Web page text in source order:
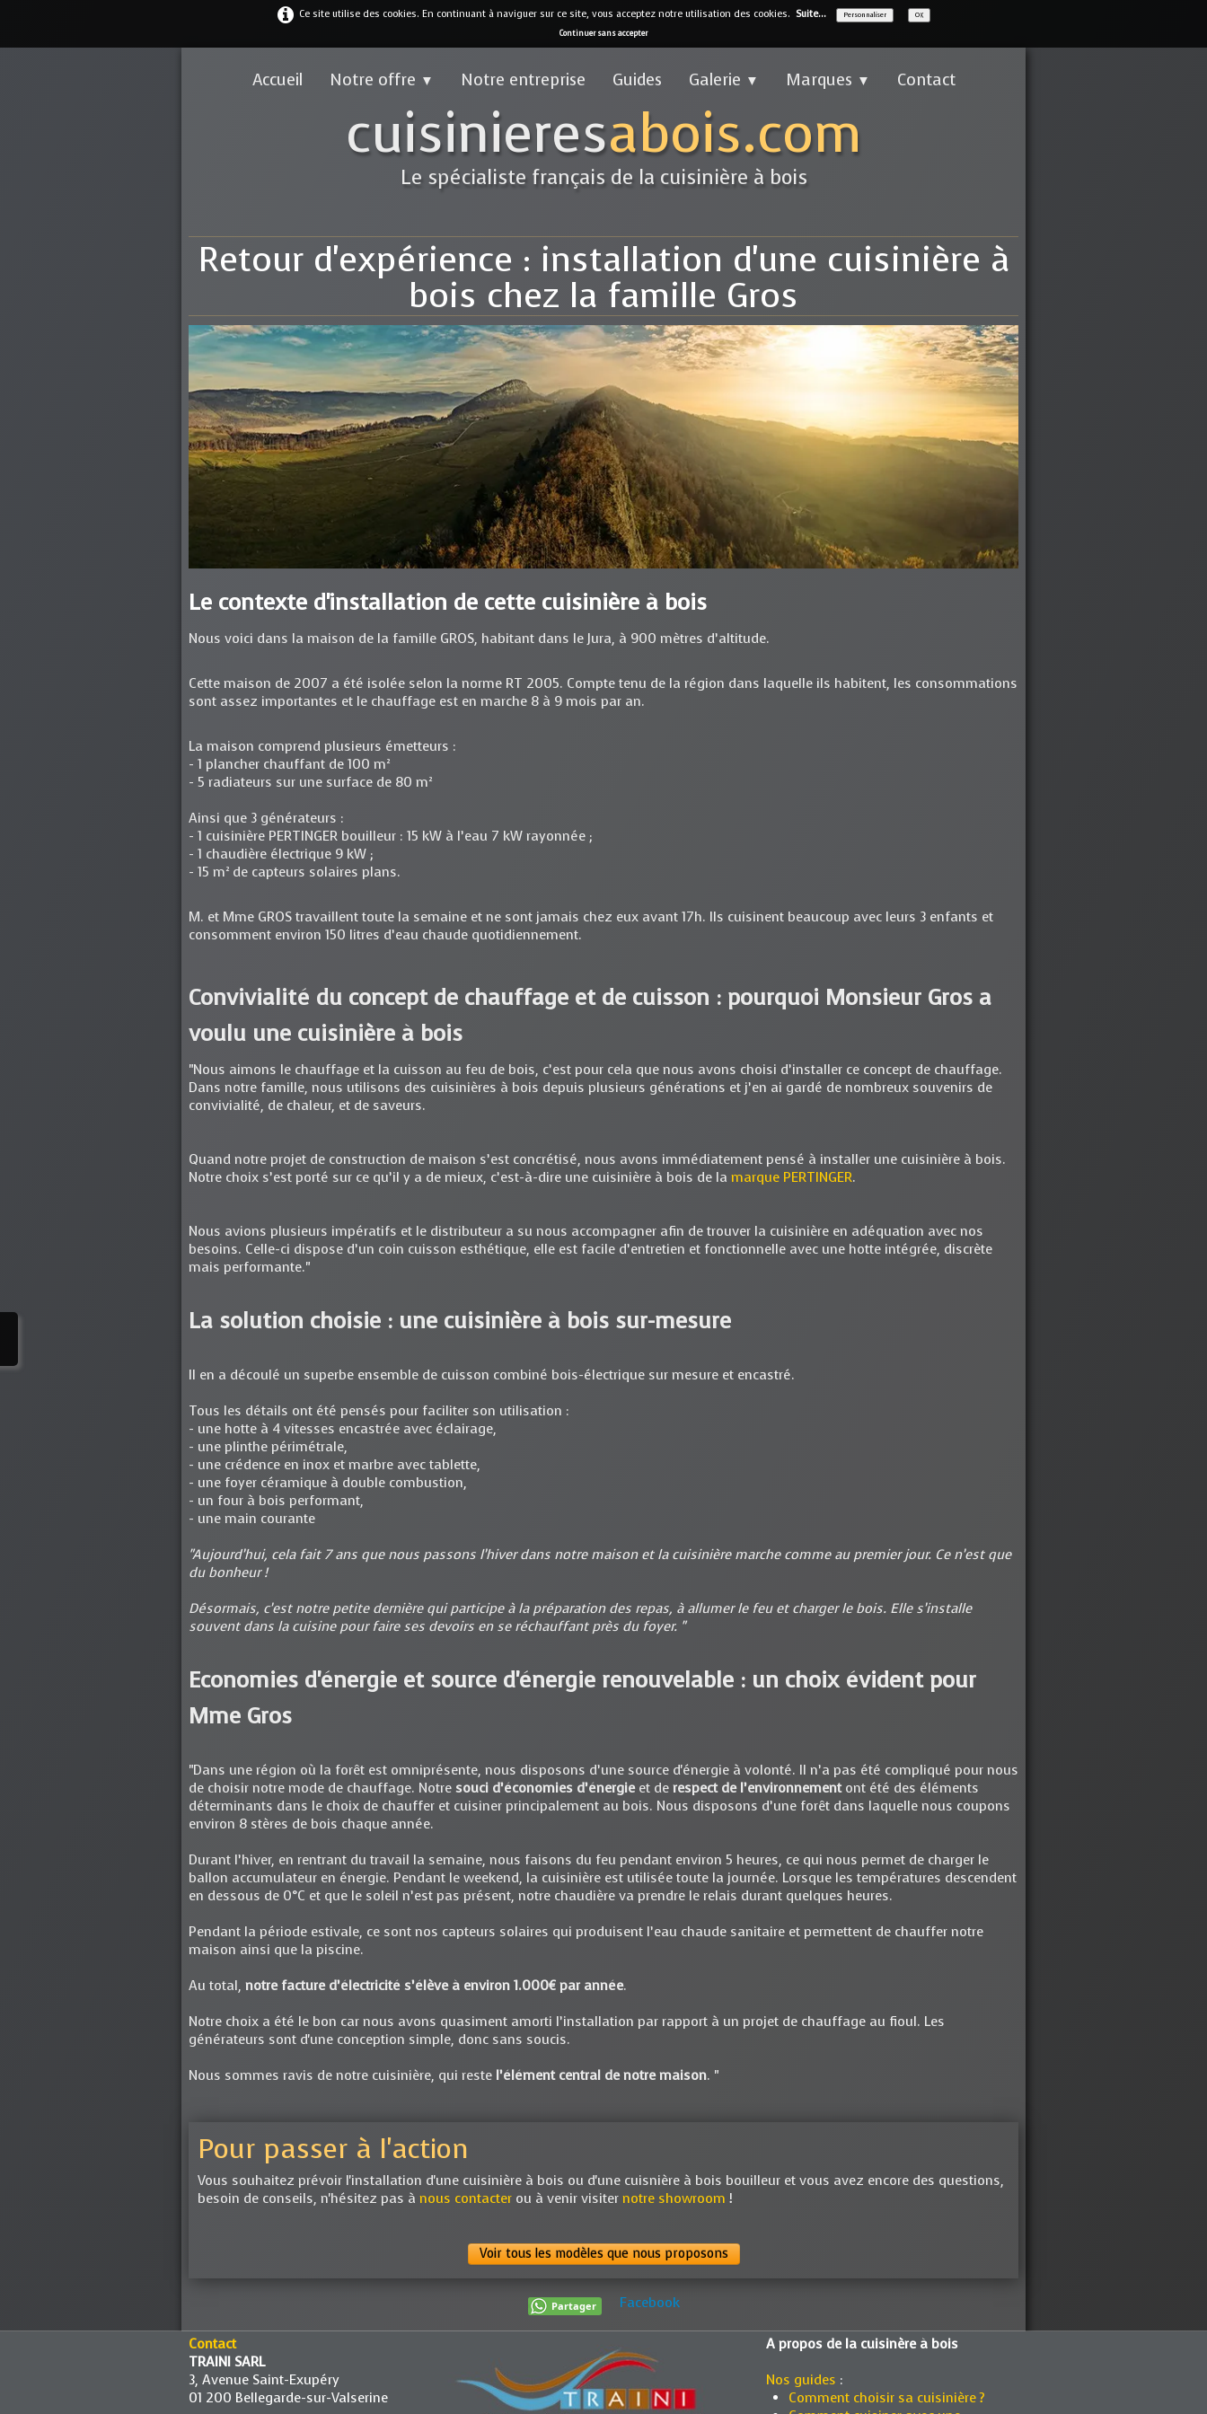
Ce site utilise des cookies. En continuant à naviguer sur ce site, vous acceptez notre utilisation des cookies. Suite... Personnaliser OK
Continuer sans accepter
Accueil Notre offre ▼ Notre entreprise Guides Galerie ▼ Marques ▼ Contact
cuisinieresabois.com
Le spécialiste français de la cuisinière à bois
Retour d'expérience : installation d'une cuisinière à
bois chez la famille Gros
Le contexte d'installation de cette cuisinière à bois
Nous voici dans la maison de la famille GROS, habitant dans le Jura, à 900 mètres d’altitude.
Cette maison de 2007 a été isolée selon la norme RT 2005. Compte tenu de la région dans laquelle ils habitent, les consommations
sont assez importantes et le chauffage est en marche 8 à 9 mois par an.
La maison comprend plusieurs émetteurs :
- 1 plancher chauffant de 100 m²
- 5 radiateurs sur une surface de 80 m²
Ainsi que 3 générateurs :
- 1 cuisinière PERTINGER bouilleur : 15 kW à l’eau 7 kW rayonnée ;
- 1 chaudière électrique 9 kW ;
- 15 m² de capteurs solaires plans.
M. et Mme GROS travaillent toute la semaine et ne sont jamais chez eux avant 17h. Ils cuisinent beaucoup avec leurs 3 enfants et
consomment environ 150 litres d’eau chaude quotidiennement.
Convivialité du concept de chauffage et de cuisson : pourquoi Monsieur Gros a
voulu une cuisinière à bois
"Nous aimons le chauffage et la cuisson au feu de bois, c’est pour cela que nous avons choisi d’installer ce concept de chauffage.
Dans notre famille, nous utilisons des cuisinières à bois depuis plusieurs générations et j’en ai gardé de nombreux souvenirs de
convivialité, de chaleur, et de saveurs.
Quand notre projet de construction de maison s’est concrétisé, nous avons immédiatement pensé à installer une cuisinière à bois.
Notre choix s’est porté sur ce qu’il y a de mieux, c’est-à-dire une cuisinière à bois de la marque PERTINGER.
Nous avions plusieurs impératifs et le distributeur a su nous accompagner afin de trouver la cuisinière en adéquation avec nos
besoins. Celle-ci dispose d’un coin cuisson esthétique, elle est facile d’entretien et fonctionnelle avec une hotte intégrée, discrète
mais performante."
La solution choisie : une cuisinière à bois sur-mesure
Il en a découlé un superbe ensemble de cuisson combiné bois-électrique sur mesure et encastré.
Tous les détails ont été pensés pour faciliter son utilisation :
- une hotte à 4 vitesses encastrée avec éclairage,
- une plinthe périmétrale,
- une crédence en inox et marbre avec tablette,
- une foyer céramique à double combustion,
- un four à bois performant,
- une main courante
"Aujourd’hui, cela fait 7 ans que nous passons l’hiver dans notre maison et la cuisinière marche comme au premier jour. Ce n’est que
du bonheur !
Désormais, c’est notre petite dernière qui participe à la préparation des repas, à allumer le feu et charger le bois. Elle s’installe
souvent dans la cuisine pour faire ses devoirs en se réchauffant près du foyer. "
Economies d'énergie et source d'énergie renouvelable : un choix évident pour
Mme Gros
"Dans une région où la forêt est omniprésente, nous disposons d’une source d'énergie à volonté. Il n’a pas été compliqué pour nous
de choisir notre mode de chauffage. Notre souci d’économies d’énergieet de respect de l’environnementont été des éléments
déterminants dans le choix de chauffer et cuisiner principalement au bois. Nous disposons d’une forêt dans laquelle nous coupons
environ 8 stères de bois chaque année.
Durant l’hiver, en rentrant du travail la semaine, nous faisons du feu pendant environ 5 heures, ce qui nous permet de charger le
ballon accumulateur en énergie. Pendant le weekend, la cuisinière est utilisée toute la journée. Lorsque les températures descendent
en dessous de 0°C et que le soleil n’est pas présent, notre chaudière va prendre le relais durant quelques heures.
Pendant la période estivale, ce sont nos capteurs solaires qui produisent l’eau chaude sanitaire et permettent de chauffer notre
maison ainsi que la piscine.
Au total, notre facture d’électricité s’élève à environ 1.000€ par année.
Notre choix a été le bon car nous avons quasiment amorti l’installation par rapport à un projet de chauffage au fioul. Les
générateurs sont d'une conception simple, donc sans soucis.
Nous sommes ravis de notre cuisinière, qui reste l’élément central de notre maison. "
Pour passer à l'action
Vous souhaitez prévoir l'installation d'une cuisinière à bois ou d'une cuisnière à bois bouilleur et vous avez encore des questions,
besoin de conseils, n'hésitez pas à nous contacter ou à venir visiter notre showroom !
Voir tous les modèles que nous proposons
Partager Facebook
Contact
TRAINI SARL
3, Avenue Saint-Exupéry
01 200 Bellegarde-sur-Valserine
A propos de la cuisinère à bois
Nos guides :
Comment choisir sa cuisinière ?